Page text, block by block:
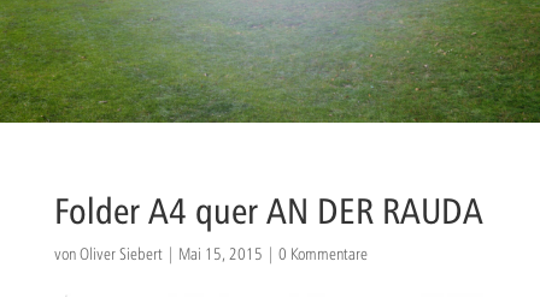
module Content settings. You can also style every aspect of this
content in the module Design settings and even apply custom CSS
to this text in the module Advanced settings.
Folder A4 quer AN DER RAUDA
vonOliver Siebert| Mai 15, 2015 | 0 Kommentare